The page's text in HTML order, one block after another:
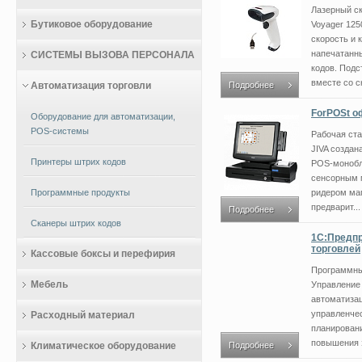
Подробнее
Лазерный
Voyager
скорость и
кодов.
вместе со
Подробнее
ForPOSt
Рабочая
JIVA
POS-
сенсорным
ридером
предварит...
Подробнее
торговлей
Управление
повышения
Бутиковое оборудование
СИСТЕМЫ ВЫЗОВА ПЕРСОНАЛА
Автоматизация торговли
Оборудование для автоматизации,
POS-системы
Принтеры штрих кодов
Программные продукты
Сканеры штрих кодов
Кассовые боксы и перефирия
Мебель
Расходный материал
Климатическое оборудование